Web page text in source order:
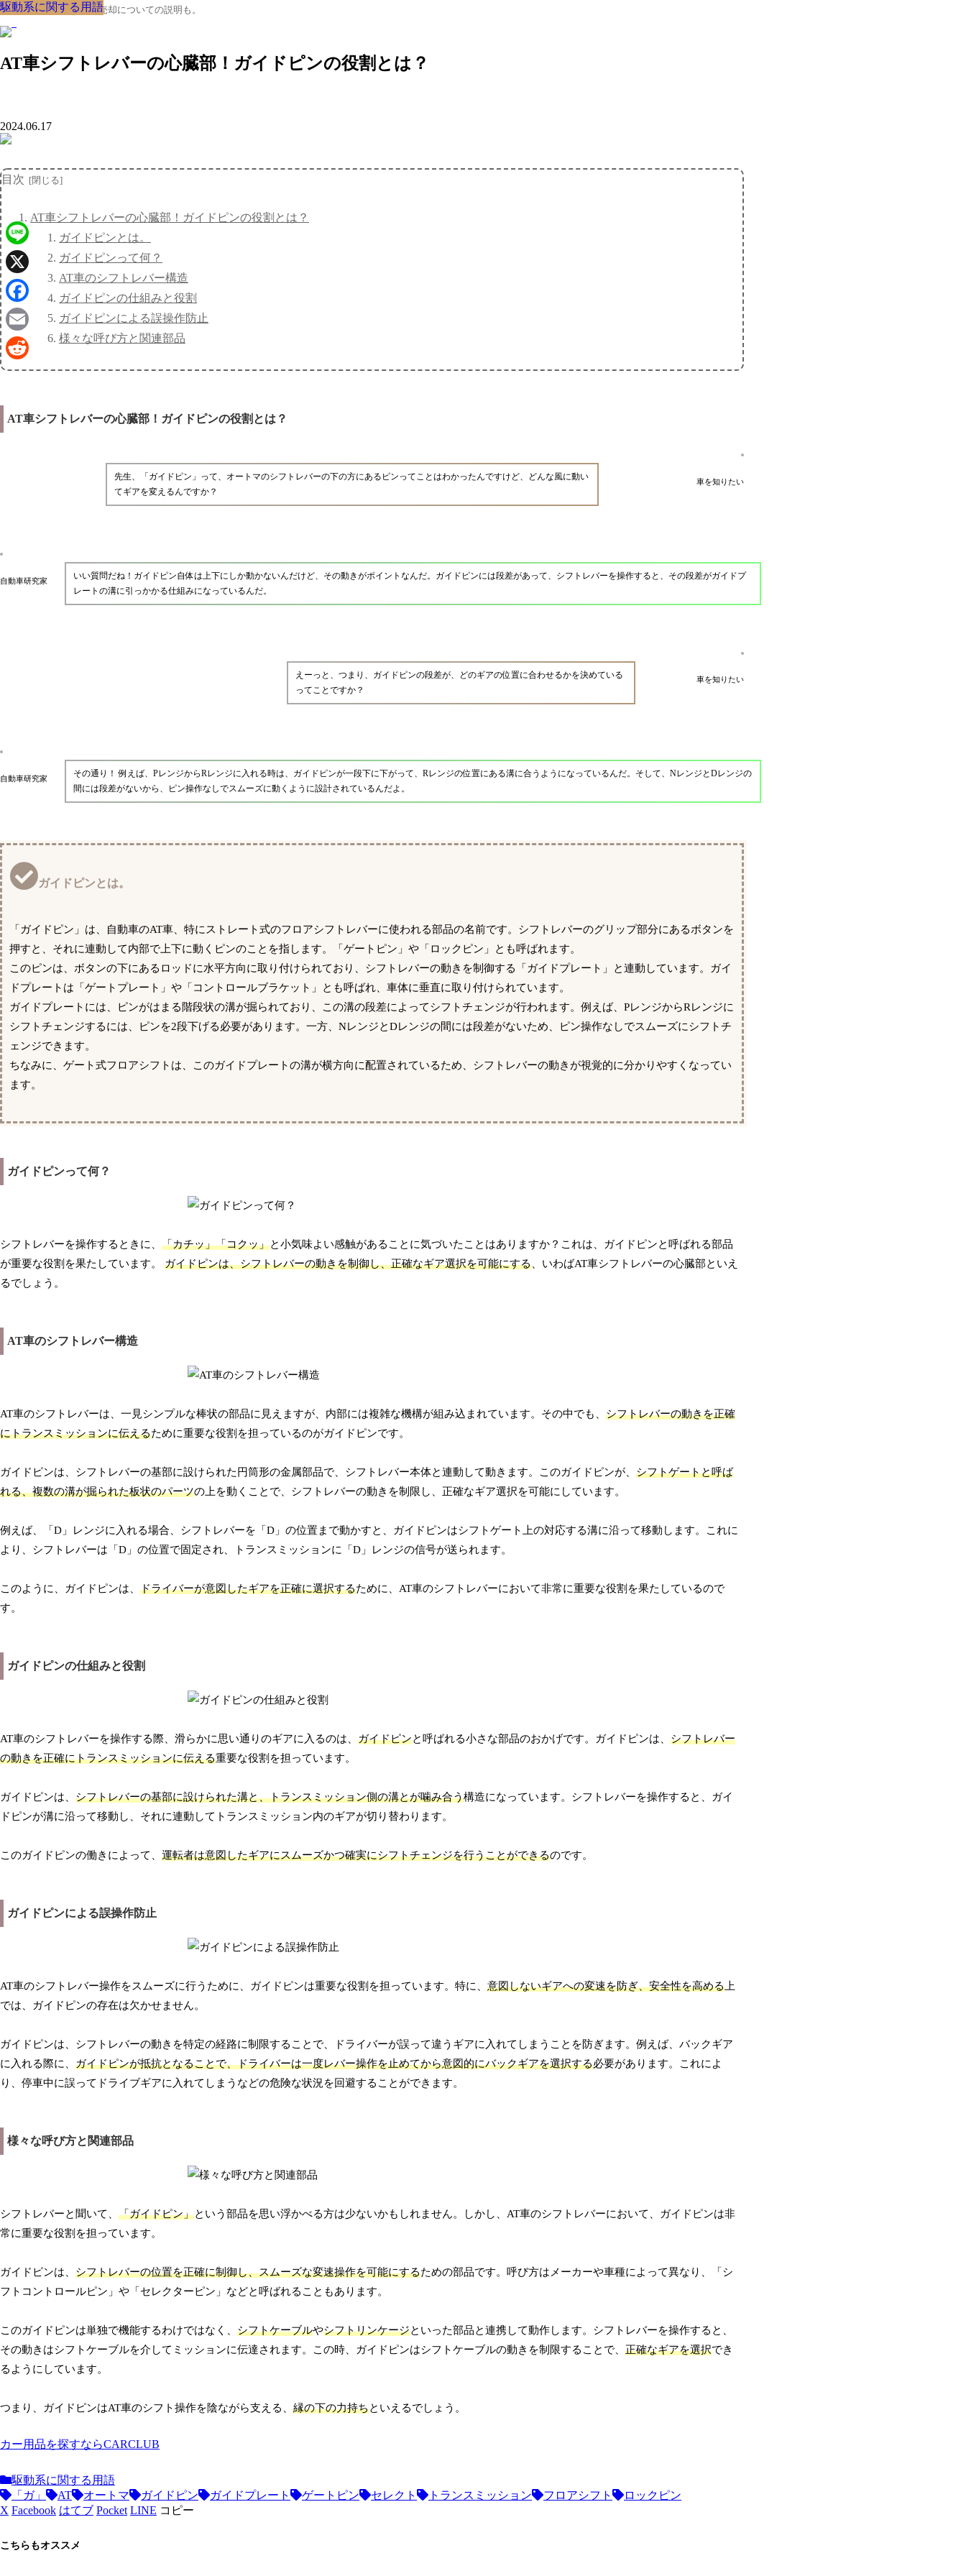
クルマの大辞典、購入･売却についての説明も。
AT車シフトレバーの心臓部！ガイドピンの役割とは？
駆動系に関する用語
2024.06.17
目次
AT車シフトレバーの心臓部！ガイドピンの役割とは？
ガイドピンとは。
ガイドピンって何？
AT車のシフトレバー構造
ガイドピンの仕組みと役割
ガイドピンによる誤操作防止
様々な呼び方と関連部品
AT車シフトレバーの心臓部！ガイドピンの役割とは？
車を知りたい
先生、「ガイドピン」って、オートマのシフトレバーの下の方にあるピンってことはわかったんですけど、どんな風に動い
てギアを変えるんですか？
自動車研究家
いい質問だね！ガイドピン自体は上下にしか動かないんだけど、その動きがポイントなんだ。ガイドピンには段差があって、シフトレバーを操作すると、その段差がガイドプ
レートの溝に引っかかる仕組みになっているんだ。
車を知りたい
えーっと、つまり、ガイドピンの段差が、どのギアの位置に合わせるかを決めている
ってことですか？
自動車研究家
その通り！ 例えば、PレンジからRレンジに入れる時は、ガイドピンが一段下に下がって、Rレンジの位置にある溝に合うようになっているんだ。そして、NレンジとDレンジの
間には段差がないから、ピン操作なしでスムーズに動くように設計されているんだよ。
ガイドピンとは。
「ガイドピン」は、自動車のAT車、特にストレート式のフロアシフトレバーに使われる部品の名前です。シフトレバーのグリップ部分にあるボタンを
押すと、それに連動して内部で上下に動くピンのことを指します。「ゲートピン」や「ロックピン」とも呼ばれます。
このピンは、ボタンの下にあるロッドに水平方向に取り付けられており、シフトレバーの動きを制御する「ガイドプレート」と連動しています。ガイ
ドプレートは「ゲートプレート」や「コントロールブラケット」とも呼ばれ、車体に垂直に取り付けられています。
ガイドプレートには、ピンがはまる階段状の溝が掘られており、この溝の段差によってシフトチェンジが行われます。例えば、PレンジからRレンジに
シフトチェンジするには、ピンを2段下げる必要があります。一方、NレンジとDレンジの間には段差がないため、ピン操作なしでスムーズにシフトチ
ェンジできます。
ちなみに、ゲート式フロアシフトは、このガイドプレートの溝が横方向に配置されているため、シフトレバーの動きが視覚的に分かりやすくなってい
ます。
ガイドピンって何？
シフトレバーを操作するときに、 「カチッ」「コクッ」と小気味よい感触があることに気づいたことはありますか？これは、ガイドピンと呼ばれる部品
が重要な役割を果たしています。 ガイドピンは、シフトレバーの動きを制御し、正確なギア選択を可能にする 、いわばAT車シフトレバーの心臓部といえ
るでしょう。
AT車のシフトレバー構造
AT車のシフトレバーは、一見シンプルな棒状の部品に見えますが、内部には複雑な機構が組み込まれています。その中でも、 シフトレバーの動きを正確
にトランスミッションに伝えるために重要な役割を担っているのがガイドピンです。
ガイドピンは、シフトレバーの基部に設けられた円筒形の金属部品で、シフトレバー本体と連動して動きます。このガイドピンが、 シフトゲートと呼ば
れる、複数の溝が掘られた板状のパーツの上を動くことで、シフトレバーの動きを制限し、正確なギア選択を可能にしています。
例えば、「D」レンジに入れる場合、シフトレバーを「D」の位置まで動かすと、ガイドピンはシフトゲート上の対応する溝に沿って移動します。これに
より、シフトレバーは「D」の位置で固定され、トランスミッションに「D」レンジの信号が送られます。
このように、ガイドピンは、 ドライバーが意図したギアを正確に選択するために、AT車のシフトレバーにおいて非常に重要な役割を果たしているので
す。
ガイドピンの仕組みと役割
AT車のシフトレバーを操作する際、滑らかに思い通りのギアに入るのは、 ガイドピンと呼ばれる小さな部品のおかげです。ガイドピンは、 シフトレバー
の動きを正確にトランスミッションに伝える重要な役割を担っています。
ガイドピンは、 シフトレバーの基部に設けられた溝と、トランスミッション側の溝とが噛み合う構造になっています。シフトレバーを操作すると、ガイ
ドピンが溝に沿って移動し、それに連動してトランスミッション内のギアが切り替わります。
このガイドピンの働きによって、 運転者は意図したギアにスムーズかつ確実にシフトチェンジを行うことができるのです。
ガイドピンによる誤操作防止
AT車のシフトレバー操作をスムーズに行うために、ガイドピンは重要な役割を担っています。特に、 意図しないギアへの変速を防ぎ、安全性を高める 上
では、ガイドピンの存在は欠かせません。
ガイドピンは、シフトレバーの動きを特定の経路に制限することで、ドライバーが誤って違うギアに入れてしまうことを防ぎます。例えば、バックギア
に入れる際に、 ガイドピンが抵抗となることで、ドライバーは一度レバー操作を止めてから意図的にバックギアを選択する必要があります。これによ
り、停車中に誤ってドライブギアに入れてしまうなどの危険な状況を回避することができます。
様々な呼び方と関連部品
シフトレバーと聞いて、 「ガイドピン」という部品を思い浮かべる方は少ないかもしれません。しかし、AT車のシフトレバーにおいて、ガイドピンは非
常に重要な役割を担っています。
ガイドピンは、 シフトレバーの位置を正確に制御し、スムーズな変速操作を可能にするための部品です。呼び方はメーカーや車種によって異なり、「シ
フトコントロールピン」や「セレクターピン」などと呼ばれることもあります。
このガイドピンは単独で機能するわけではなく、 シフトケーブルやシフトリンケージといった部品と連携して動作します。シフトレバーを操作すると、
その動きはシフトケーブルを介してミッションに伝達されます。この時、ガイドピンはシフトケーブルの動きを制限することで、 正確なギアを選択でき
るようにしています。
つまり、ガイドピンはAT車のシフト操作を陰ながら支える、 縁の下の力持ちといえるでしょう。
カー用品を探すならCARCLUB
駆動系に関する用語
「ガ」
AT オートマ ガイドピン ガイドプレート ゲートピン セレクト トランスミッション フロアシフト
ロックピン
X Facebook はてブ Pocket LINE コピー
こちらもオススメ
駆動系に関する用語
駆動系に関する用語
駆動系に関する用語
駆動系に関する用語
駆動系に関する用語
駆動系に関する用語
駆動系に関する用語
駆動系に関する用語
Line
X
Facebook
Email
Reddit